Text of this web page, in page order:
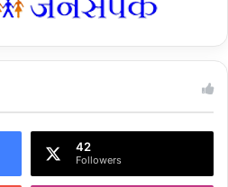
palestine war
42
Followers